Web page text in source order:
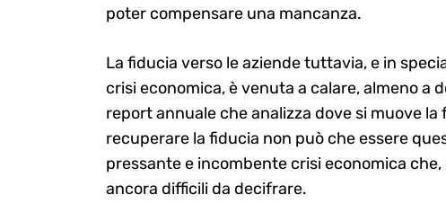
poter compensare una mancanza.
La fiducia verso le aziende tuttavia, e in
crisi economica, è venuta a calare, almeno a
report annuale che analizza dove si muove
recuperare la fiducia non può che essere
pressante e incombente crisi economica
ancora difficili da decifrare.